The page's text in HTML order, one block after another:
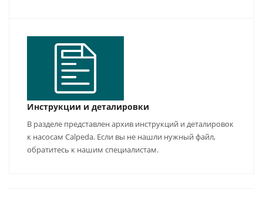
Инструкции и деталировки
В разделе представлен архив инструкций и деталировок
к насосам Calpeda. Если вы не нашли нужный файл,
обратитесь к нашим специалистам.